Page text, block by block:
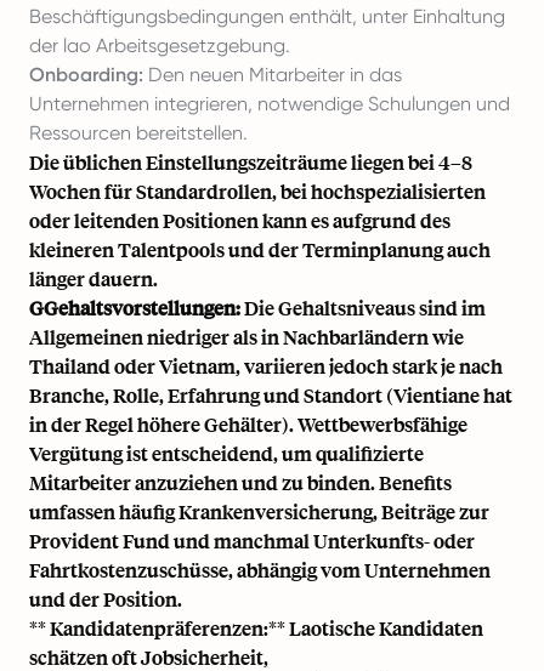
Beschäftigungsbedingungen enthält, unter Einhaltung
der lao Arbeitsgesetzgebung.
Onboarding: Den neuen Mitarbeiter in das
Unternehmen integrieren, notwendige Schulungen und
Ressourcen bereitstellen.
Die üblichen Einstellungszeiträume liegen bei 4–8
Wochen für Standardrollen, bei hochspezialisierten
oder leitenden Positionen kann es aufgrund des
kleineren Talentpools und der Terminplanung auch
länger dauern.
GGehaltsvorstellungen:Die Gehaltsniveaus sind im
Allgemeinen niedriger als in Nachbarländern wie
Thailand oder Vietnam, variieren jedoch stark je nach
Branche, Rolle, Erfahrung und Standort (Vientiane hat
in der Regel höhere Gehälter). Wettbewerbsfähige
Vergütung ist entscheidend, um qualifizierte
Mitarbeiter anzuziehen und zu binden. Benefits
umfassen häufig Krankenversicherung, Beiträge zur
Provident Fund und manchmal Unterkunfts- oder
Fahrtkostenzuschüsse, abhängig vom Unternehmen
und der Position.
** Kandidatenpräferenzen:** Laotische Kandidaten
schätzen oft Jobsicherheit,